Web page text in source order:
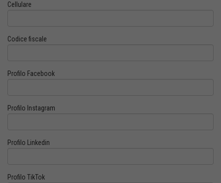
Cellulare
Codice fiscale
Profilo Facebook
Profilo Instagram
Profilo Linkedin
Profilo TikTok